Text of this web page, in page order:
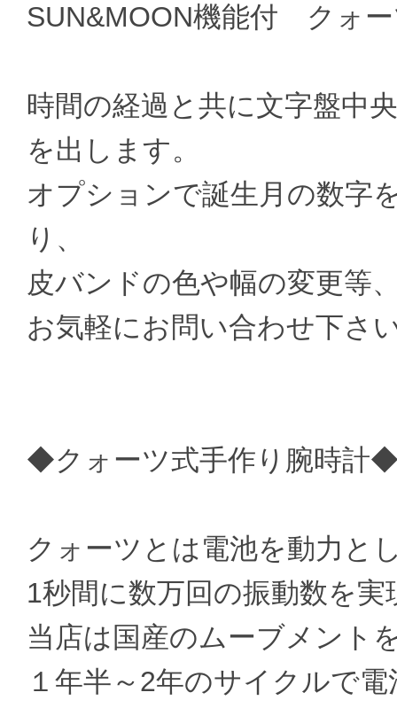
SUN&MOON機能付 クォ
時間の経過と共に文字盤中
を出します。
オプションで誕生月の数字
り、
皮バンドの色や幅の変更等
お気軽にお問い合わせ下さ
◆クォーツ式手作り腕時計
クォーツとは電池を動力と
1秒間に数万回の振動数を
当店は国産のムーブメント
１年半～2年のサイクルで